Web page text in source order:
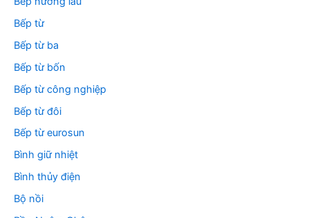
Bếp từ
Bếp từ ba
Bếp từ bốn
Bếp từ công nghiệp
Bếp từ đôi
Bếp từ eurosun
Bình giữ nhiệt
Bình thủy điện
Bộ nồi